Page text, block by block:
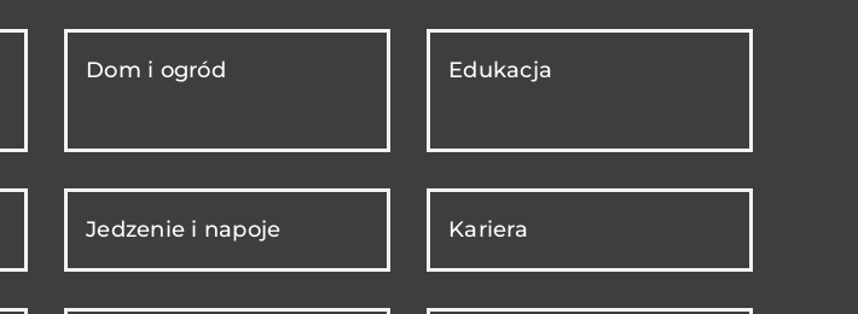
Dom i ogród Edukacja
Jedzenie i napoje Kariera